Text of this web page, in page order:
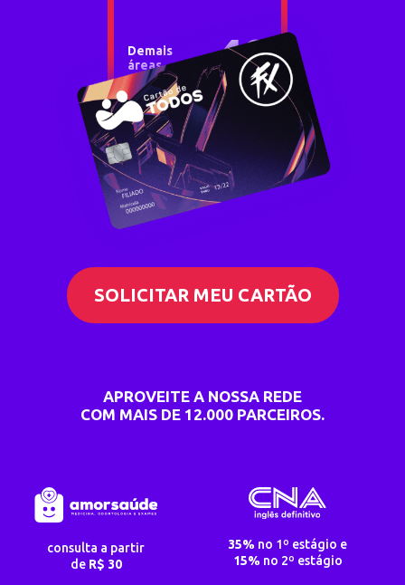
Demais
áreas
40
SOLICITAR MEU CARTÃO
APROVEITE A NOSSA REDE
COM MAIS DE 12.000 PARCEIROS.
consulta a partir
de R$ 30
35% no 1º estágio e
15% no 2º estágio